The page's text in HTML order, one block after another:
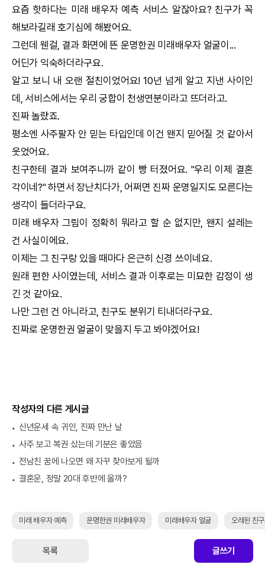
문의사항
요즘 핫하다는 미래 배우자 예측 서비스 알잖아요? 친구가 꼭
해보라길래 호기심에 해봤어요.
그런데 웬걸, 결과 화면에 뜬 운명한권 미래배우자 얼굴이...
어딘가 익숙하더라구요.
알고 보니 내 오랜 절친이었어요! 10년 넘게 알고 지낸 사이인
데, 서비스에서는 우리궁합이 천생연분이라고 뜨더라고.
진짜 놀랐죠.
평소엔 사주팔자 안 믿는 타입인데 이건 왠지 믿어질 것 같아서
웃었어요.
친구한테 결과 보여주니까 같이 빵 터졌어요. "우리 이제 결혼
각이네?" 하면서 장난치다가, 어쩌면 진짜 운명일지도 모른다는
생각이 들더라구요.
미래 배우자 그림이 정확히 뭐라고 할 순 없지만, 왠지 설레는
건 사실이에요.
이제는 그 친구랑 있을 때마다 은근히 신경 쓰이네요.
원래 편한 사이였는데, 서비스 결과 이후로는 미묘한 감정이 생
긴 것 같아요.
나만 그런 건 아니라고, 친구도 분위기 티내더라구요.
진짜로 운명한권 얼굴이 맞을지 두고 봐야겠어요!
작성자의 다른 게시글
신년운세 속 귀인, 진짜 만난 날
사주 보고 복권 샀는데 기분은 좋았음
전남친 꿈에 나오면 왜 자꾸 찾아보게 될까
결혼운, 정말 20대 후반에 올까?
미래 배우자 예측 운명한권 미래배우자 미래배우자 얼굴 오래된 친
목록 글쓰기